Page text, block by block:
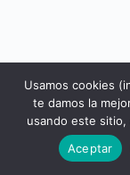
libros.eco © -
Devoluciones y
Usamos cookies
te damos la
usando este sitio,
Aceptar